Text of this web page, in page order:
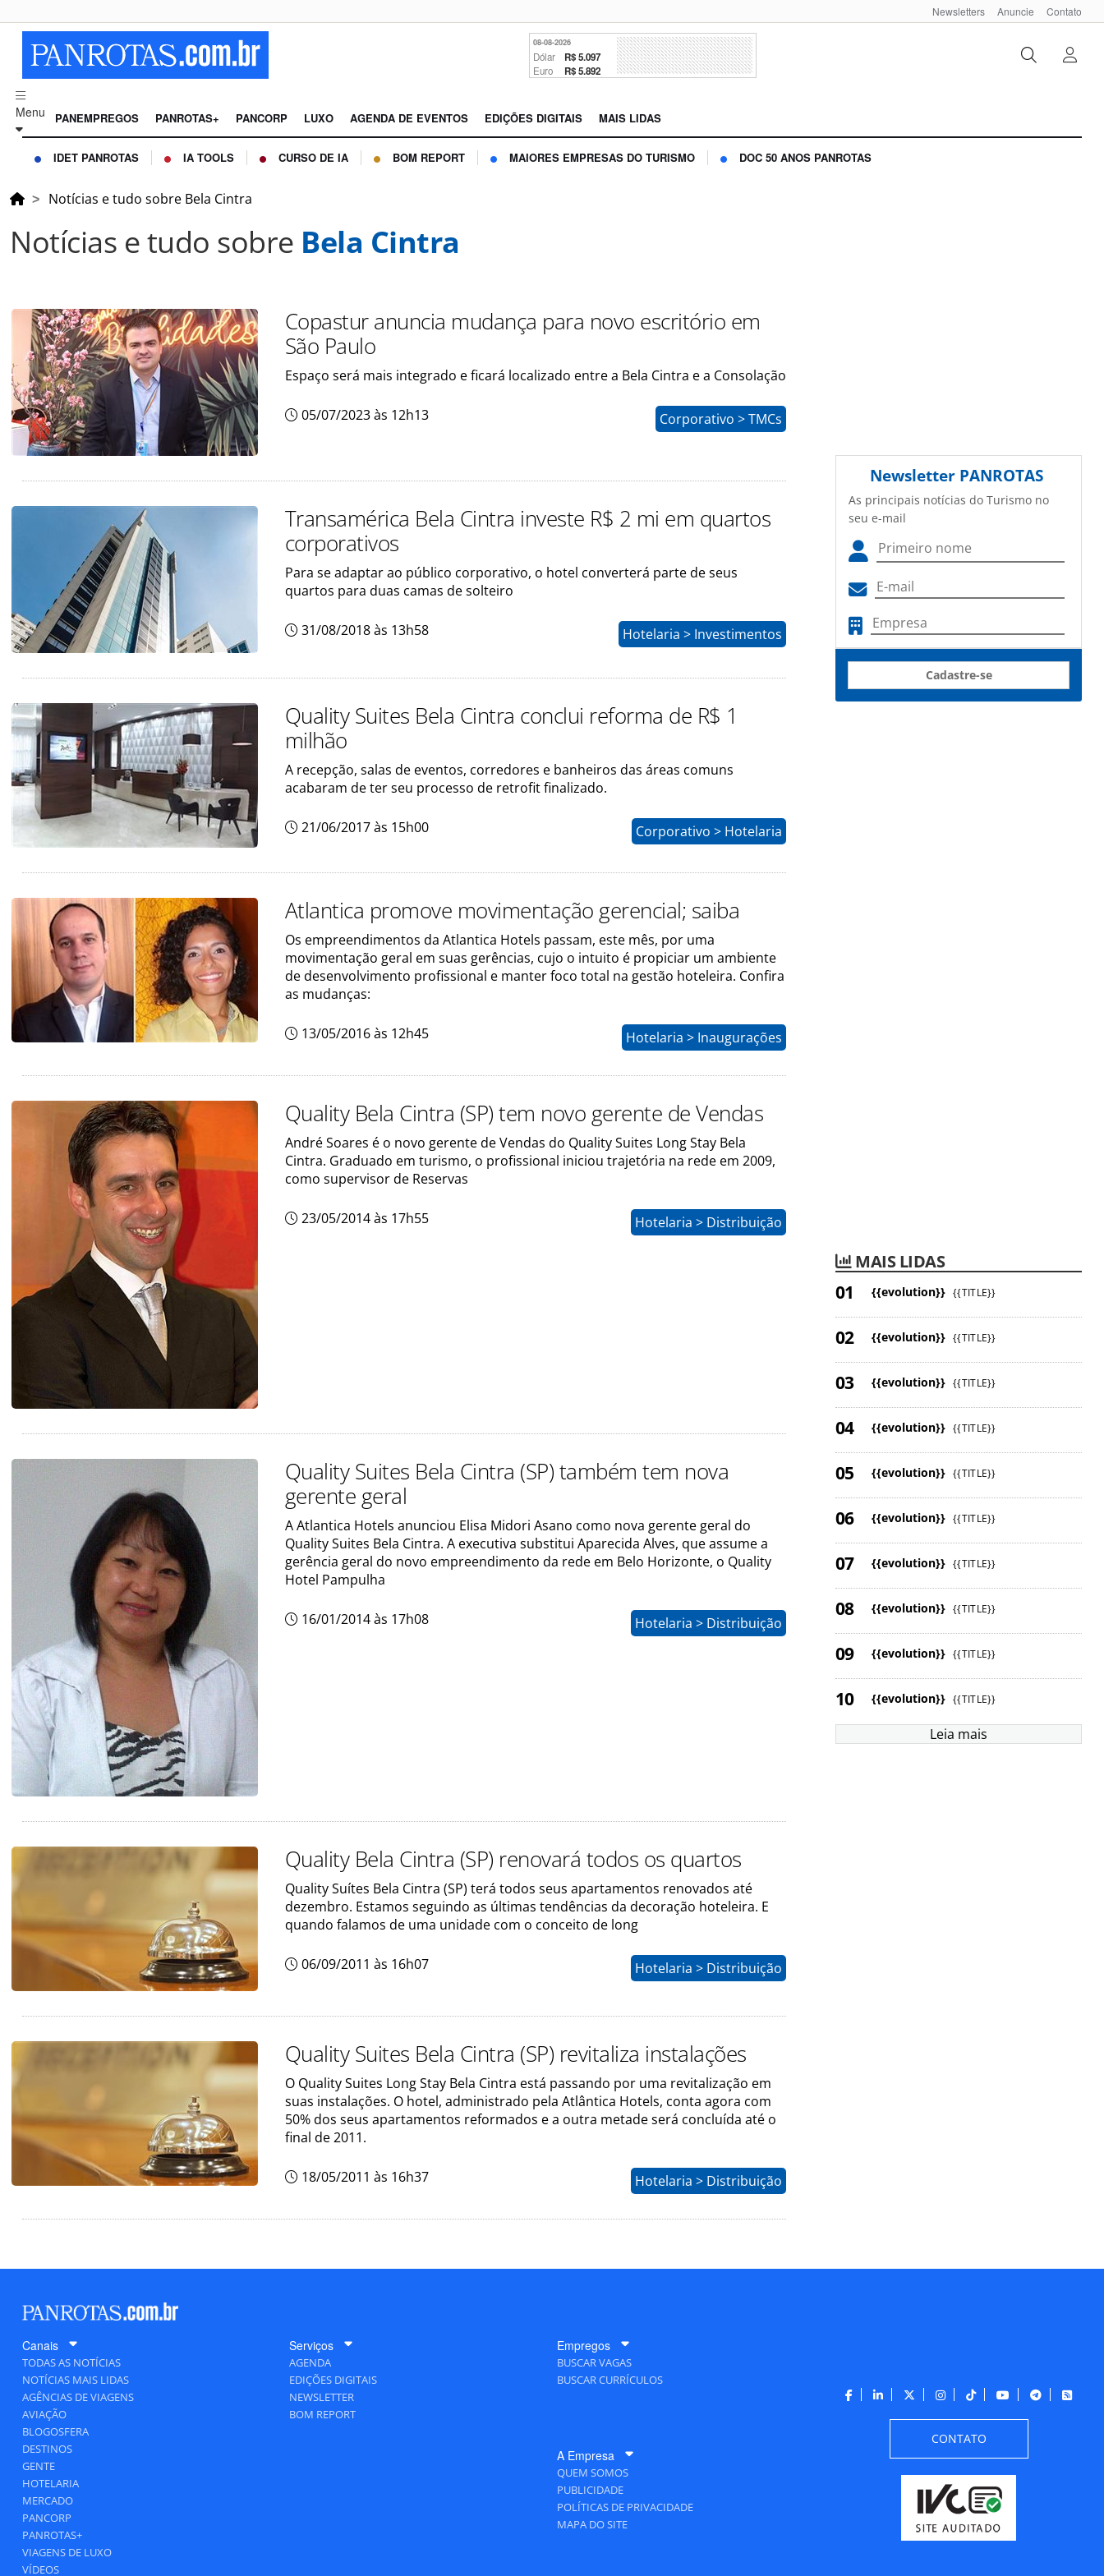
Newsletters Anuncie Contato
08-08-2026
Dólar R$ 5.097
Euro R$ 5.892
Menu PANEMPREGOS PANROTAS+ PANCORP LUXO AGENDA DE EVENTOS EDIÇÕES DIGITAIS MAIS LIDAS
IDET PANROTAS IA TOOLS CURSO DE IA BOM REPORT MAIORES EMPRESAS DO TURISMO DOC 50 ANOS PANROTAS
Notícias e tudo sobre Bela Cintra
Notícias e tudo sobre Bela Cintra
Copastur anuncia mudança para novo escritório em
São Paulo
Espaço será mais integrado e ficará localizado entre a Bela Cintra e a Consolação
05/07/2023 às 12h13 Corporativo > TMCs
Transamérica Bela Cintra investe R$ 2 mi em quartos
corporativos
Para se adaptar ao público corporativo, o hotel converterá parte de seus
quartos para duas camas de solteiro
31/08/2018 às 13h58 Hotelaria > Investimentos
Quality Suites Bela Cintra conclui reforma de R$ 1
milhão
A recepção, salas de eventos, corredores e banheiros das áreas comuns
acabaram de ter seu processo de retrofit finalizado.
21/06/2017 às 15h00 Corporativo > Hotelaria
Atlantica promove movimentação gerencial; saiba
Os empreendimentos da Atlantica Hotels passam, este mês, por uma
movimentação geral em suas gerências, cujo o intuito é propiciar um ambiente
de desenvolvimento profissional e manter foco total na gestão hoteleira. Confira
as mudanças:
13/05/2016 às 12h45 Hotelaria > Inaugurações
Quality Bela Cintra (SP) tem novo gerente de Vendas
André Soares é o novo gerente de Vendas do Quality Suites Long Stay Bela
Cintra. Graduado em turismo, o profissional iniciou trajetória na rede em 2009,
como supervisor de Reservas
23/05/2014 às 17h55 Hotelaria > Distribuição
Quality Suites Bela Cintra (SP) também tem nova
gerente geral
A Atlantica Hotels anunciou Elisa Midori Asano como nova gerente geral do
Quality Suites Bela Cintra. A executiva substitui Aparecida Alves, que assume a
gerência geral do novo empreendimento da rede em Belo Horizonte, o Quality
Hotel Pampulha
16/01/2014 às 17h08 Hotelaria > Distribuição
Quality Bela Cintra (SP) renovará todos os quartos
Quality Suítes Bela Cintra (SP) terá todos seus apartamentos renovados até
dezembro. Estamos seguindo as últimas tendências da decoração hoteleira. E
quando falamos de uma unidade com o conceito de long
06/09/2011 às 16h07 Hotelaria > Distribuição
Quality Suites Bela Cintra (SP) revitaliza instalações
O Quality Suites Long Stay Bela Cintra está passando por uma revitalização em
suas instalações. O hotel, administrado pela Atlântica Hotels, conta agora com
50% dos seus apartamentos reformados e a outra metade será concluída até o
final de 2011.
18/05/2011 às 16h37 Hotelaria > Distribuição
Newsletter PANROTAS
As principais notícias do Turismo no
seu e-mail
Cadastre-se
MAIS LIDAS
{{evolution}} {{TITLE}}
{{evolution}} {{TITLE}}
{{evolution}} {{TITLE}}
{{evolution}} {{TITLE}}
{{evolution}} {{TITLE}}
{{evolution}} {{TITLE}}
{{evolution}} {{TITLE}}
{{evolution}} {{TITLE}}
{{evolution}} {{TITLE}}
{{evolution}} {{TITLE}}
Leia mais
Canais
TODAS AS NOTÍCIAS
NOTÍCIAS MAIS LIDAS
AGÊNCIAS DE VIAGENS
AVIAÇÃO
BLOGOSFERA
DESTINOS
GENTE
HOTELARIA
MERCADO
PANCORP
PANROTAS+
VIAGENS DE LUXO
VÍDEOS
Serviços
AGENDA
EDIÇÕES DIGITAIS
NEWSLETTER
BOM REPORT
Empregos
BUSCAR VAGAS
BUSCAR CURRÍCULOS
A Empresa
QUEM SOMOS
PUBLICIDADE
POLÍTICAS DE PRIVACIDADE
MAPA DO SITE
CONTATO